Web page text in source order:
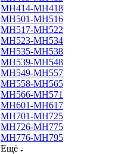
МН414-МН418
МН501-МН516
МН517-МН522
МН523-МН534
МН535-МН538
МН539-МН548
МН549-МН557
МН558-МН565
МН566-МН571
МН601-МН617
МН701-МН725
МН726-МН775
МН776-МН795
Ещё